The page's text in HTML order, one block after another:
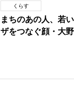
くらす
まちのあの人、若
ザをつなぐ顔・大